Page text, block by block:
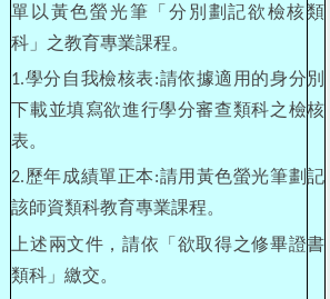
單以黃色螢光筆「分別劃記欲檢核類
科」之教育專業課程。
1.學分自我檢核表:請依據適用的身分別
下載並填寫欲進行學分審查類科之檢核
表。
2.歷年成績單正本:請用黃色螢光筆劃記
該師資類科教育專業課程。
上述兩文件，請依「欲取得之修畢證書
類科」繳交。